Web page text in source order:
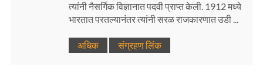
त्यांनी नैसर्गिक विज्ञानात पदवी प्राप्त केली. 1912 मध्ये
भारतात परतल्यानंतर त्यांनी सरळ राजकारणात उडी ...
अधिक संग्रहण लिंक